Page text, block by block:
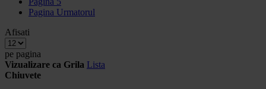
Pagina Urmatorul
Afisati
pe pagina
Vizualizare ca Grila Lista
Chiuvete